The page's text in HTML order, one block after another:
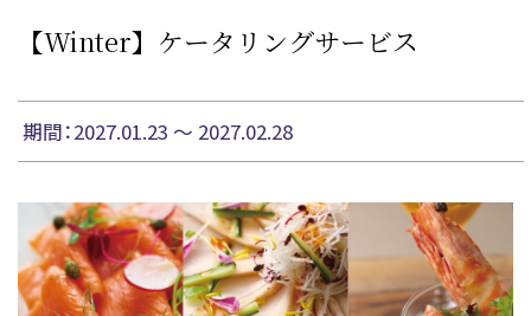
【Winter】ケータリングサービス
期間：2027.01.23 〜 2027.02.28